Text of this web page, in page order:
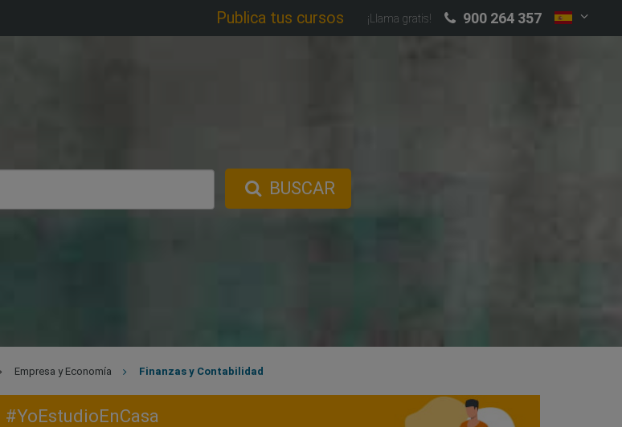
Publica tus cursos ¡Llama gratis! 900 264 357
BUSCAR
Empresa y Economía Finanzas y Contabilidad
#YoEstudioEnCasa